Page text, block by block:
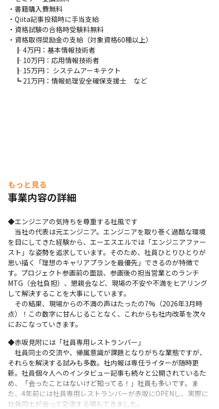
・書籍購入費無料
・Qiita記事投稿時に手当支給
・資格試験の合格時受験料無料
・資格取得奨励金の支給（対象資格60種以上）
┠ 4万円：基本情報技術者
┠ 10万円：応用情報技術者
┠ 15万円： システムアーキテクト
┗ 21万円：情報処理安全確保支援士　など
もっと見る
事業内容の詳細
◆エンジニアの気持ちを尊重する社風です
当社の代表は元エンジニア。エンジニアを取り巻く過酷な環境
を目にしてきた経験から、エーエスエルでは「エンジニアファー
スト」な姿勢を追求しています。そのため、社員ひとりひとりが
思い描く「理想のキャリアプランを最優先」できるのが特徴で
す。プロジェクト参画前の面談、参画後の担当営業とのランチ
MTG（会社負担）、懇親会など、現場の不安や不満をヒアリング
して解決することを大事にしています。
その結果、現場からの不満の声はたったの7%（2026年3月時
点）！この数字に甘んじることなく、これからも社内改革を次々
におこなっていきます。
◆赤坂見附には「社員専用レストランバー」
社員同士の交流や、帰属意識が課題となりがちな業態ですが、
それらを解決する試みも多数。社内報は専任ライターが随時更
新。社員個々人へのインタビュー記事も続々と公開されているた
め、「会ったことはないけど知ってる！」社員も多いです。ま
た、4年前には社員専用レストランバーが赤坂にOPENし、実際に
社員同士が会って交流する場もできました。